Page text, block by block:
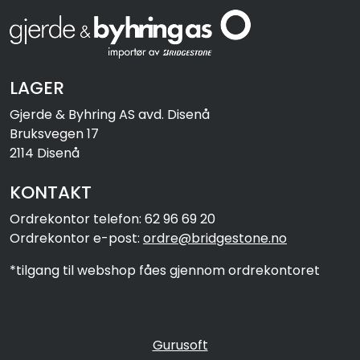
LAGER
Gjerde & Byhring AS avd. Disenå
Bruksvegen 17
2114 Disenå
KONTAKT
Ordrekontor telefon: 62 96 69 20
Ordrekontor e-post: ordre@bridgestone.no
*tilgang til webshop fåes gjennom ordrekontoret
Gurusoft